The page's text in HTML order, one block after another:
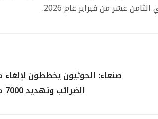
عشر من فبراير عام 2026.
صنعاء: الحوثيون يخططون
الضرائب وتهديد 7000 موظف